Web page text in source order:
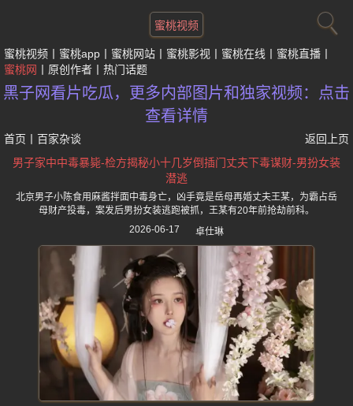
蜜桃视频
蜜桃视频 蜜桃app 蜜桃网站 蜜桃影视 蜜桃在线
蜜桃直播
蜜桃网
原创作者 热门话题
黑子网看片吃瓜，更多内部图片和独家视频：点击
查看详情
首页 百家杂谈
返回上页
男子家中中毒暴毙-检方揭秘小十几岁倒插门丈夫下毒谋财-男扮女装
潜逃
北京男子小陈食用麻酱拌面中毒身亡，凶手竟是岳母再婚丈夫王某，为霸占岳
母财产投毒，案发后男扮女装逃跑被抓，王某有20年前抢劫前科。
2026-06-17
卓仕琳